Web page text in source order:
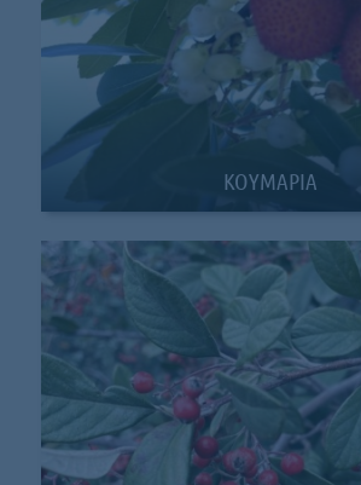
ΚΟΥΜΑΡΙΑ